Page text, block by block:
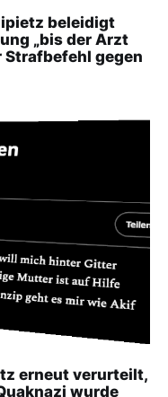
beleidigt
„bis der Arzt
Strafbefehl gegen
erneut verurteilt,
wurde